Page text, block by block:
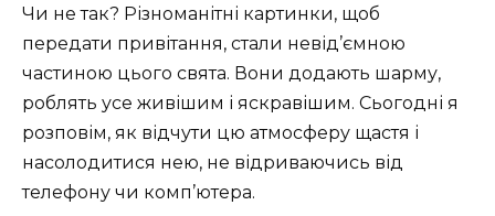
Чи не так? Різноманітні картинки, щоб
передати привітання, стали невід’ємною
частиною цього свята. Вони додають шарму,
роблять усе живішим і яскравішим. Сьогодні я
розповім, як відчути цю атмосферу щастя і
насолодитися нею, не відриваючись від
телефону чи комп’ютера.